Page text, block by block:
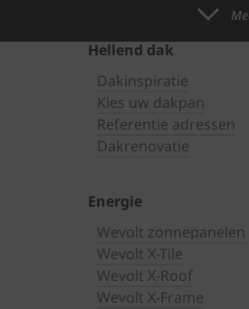
Hellend dak
Dakinspiratie
Kies uw dakpan
Referentie adressen
Dakrenovatie
Energie
Wevolt zonnepanelen
Wevolt X-Tile
Wevolt X-Roof
Wevolt X-Frame